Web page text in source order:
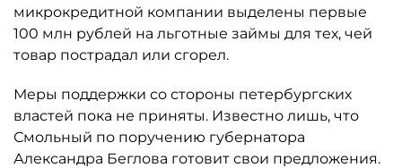
микрокредитной компании выделены первые
100 млн рублей на льготные займы для тех, чей
товар пострадал или сгорел.
Меры поддержки со стороны петербургских
властей пока не приняты. Известно лишь, что
Смольный по поручению губернатора
Александра Беглова готовит свои предложения.